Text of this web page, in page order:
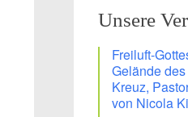
Unsere
Freiluft-
Gelände
Kreuz,
von Nicola